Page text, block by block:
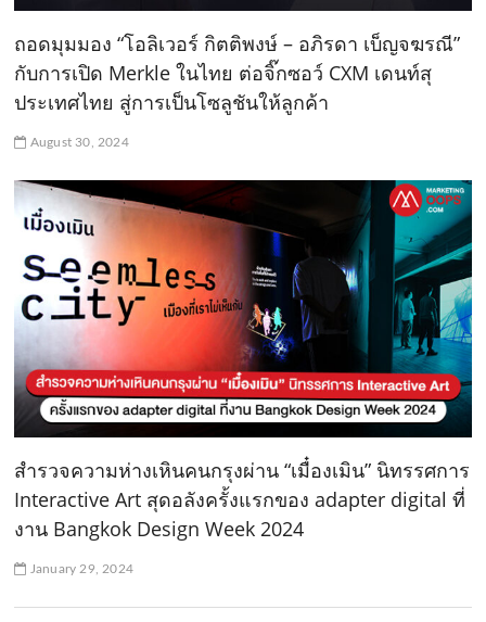
ถอดมุมมอง “โอลิเวอร์ กิตติพงษ์ – อภิรดา เบ็ญจฆรณี”
กับการเปิด Merkle ในไทย ต่อจิ๊กซอว์ CXM เดนท์สุ
ประเทศไทย สู่การเป็นโซลูชันให้ลูกค้า
August 30, 2024
สำรวจความห่างเหินคนกรุงผ่าน “เมื๋องเมิน” นิทรรศการ
Interactive Art สุดอลังครั้งแรกของ adapter digital ที่
งาน Bangkok Design Week 2024
January 29, 2024